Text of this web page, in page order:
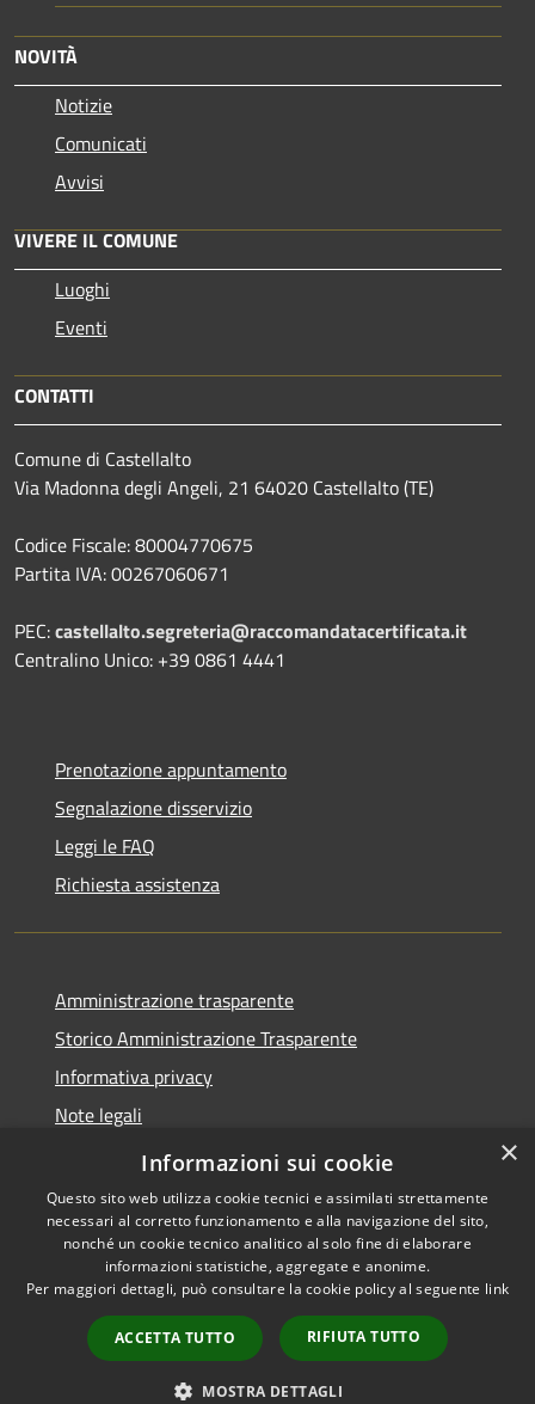
NOVITÀ
Notizie
Comunicati
Avvisi
VIVERE IL COMUNE
Luoghi
Eventi
CONTATTI
Comune di Castellalto
Via Madonna degli Angeli, 21 64020 Castellalto (TE)
Codice Fiscale: 80004770675
Partita IVA: 00267060671
PEC:castellalto.segreteria@raccomandatacertificata.it
Centralino Unico: +39 0861 4441
Prenotazione appuntamento
Segnalazione disservizio
Leggi le FAQ
Richiesta assistenza
Amministrazione trasparente
Storico Amministrazione Trasparente
Informativa privacy
Note legali
Dichiarazione di accessibilità
Accessibilità
Copyright © 2026 • Comune di
Castellalto • Powered by
Municipium•
Accesso
redazione
×
Informazioni sui cookie
Questo sito web utilizza cookie tecnici e assimilati strettamente
necessari al corretto funzionamento e alla navigazione del sito,
nonché un cookie tecnico analitico al solo fine di elaborare
informazioni statistiche, aggregate e anonime.
Per maggiori dettagli, può consultare la cookie policy al seguente link
ACCETTA TUTTO RIFIUTA TUTTO
MOSTRA DETTAGLI